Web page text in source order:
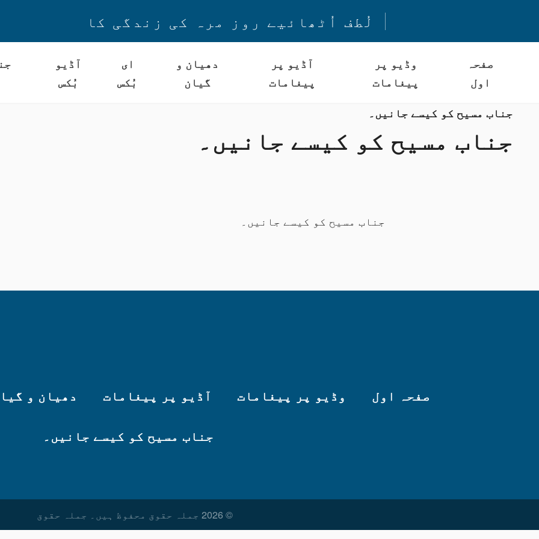
لُطف اُٹھائیے روز مرہ کی زندگی کا
صفحہ
اول
وڈیو پر
پیغامات
آڈیو پر
پیغامات
دھیان و
گیان
ای
بُکس
آڈیو
بُکس
جناب مسیح کو کیسے جانیں۔
جناب مسیح کو کیسے جانیں۔
جناب مسیح کو کیسے جانیں۔
صفحہ اول وڈیو پر پیغامات آڈیو پر پیغامات دھیان و
جناب مسیح کو کیسے جانیں۔
© 2026 جملہ حقوق محفوظ ہیں۔ جملہ حقوق